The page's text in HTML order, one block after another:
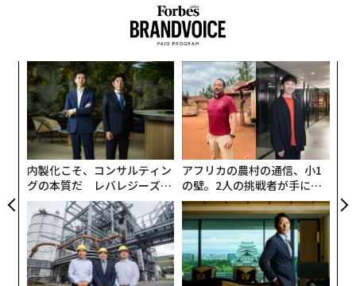
内製化こそ、コンサルティン
グの本質だ レバレジーズが
実践する、次世代ファームの
全貌
アフリカの農村の通信、小1
の壁。2人の挑戦者が手にし
た「次なる武器」